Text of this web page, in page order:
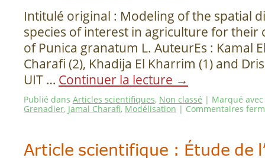
Intitulé original : Modeling of the spatial
species of interest in agriculture for their
of Punica granatum L. AuteurEs : Kamal
Charafi (2), Khadija El Kharrim (1) and
UIT … Continuer la lecture →
Publié dans Articles scientifiques, Non classé | Marqué avec
Grenadier, Jamal Charafi, Modélisation | Commentaires
Article scientifique : Étude de